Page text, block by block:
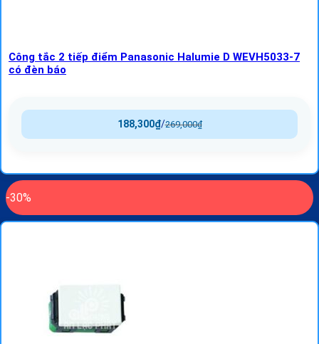
Công tắc 2 tiếp điểm Panasonic Halumie D WEVH5033-7
có đèn báo
269,000₫
/
188,300₫
-30%